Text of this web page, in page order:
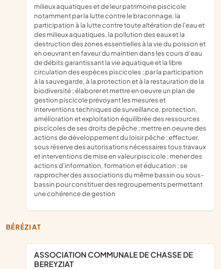
milieux aquatiques et de leur patrimoine piscicole
notamment par la lutte contre le braconnage, la
participation à la lutte contre toute altération de l'eau et
des milieux aquatiques, la pollution des eaux et la
destruction des zones essentielles à la vie du poisson et
en oeuvrant en faveur du maintien dans les cours d'eau
de débits garantissant la vie aquatique et la libre
circulation des espèces piscicoles ; par la participation
à la sauvegarde, à la protection et à la restauration de la
biodiversité ; élaborer et mettre en oeuvre un plan de
gestion piscicole prévoyant les mesures et
interventions techniques de surveillance, protection,
amélioration et exploitation équilibrée des ressources
piscicoles de ses droits de pêche ; mettre en oeuvre des
actions de développement du loisir pêche ; effectuer,
sous réserve des autorisations nécessaires tous travaux
et interventions de mise en valeur piscicole ; mener des
actions d'information, formation et éducation ; se
rapprocher des associations du même bassin ou sous-
bassin pour constituer des regroupements permettant
une cohérence de gestion
BÉRÉZIAT
ASSOCIATION COMMUNALE DE CHASSE DE
BEREYZIAT